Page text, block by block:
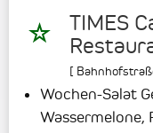
TIMES
[
Wochen-Salat
Wassermelone,